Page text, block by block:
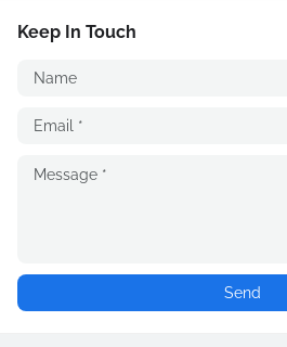
Keep In Touch